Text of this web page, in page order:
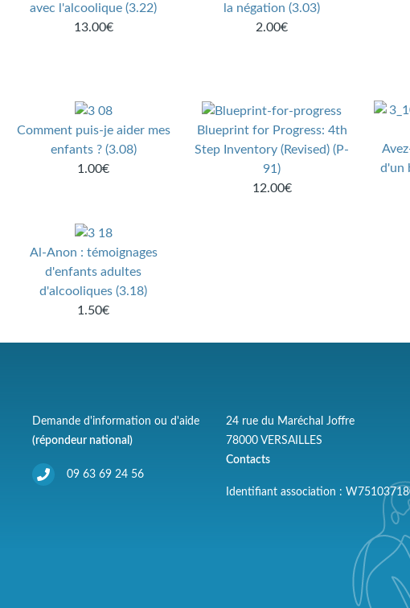
avec l'alcoolique (3.22)
13.00€
la négation (3.03)
2.00€
Comment puis-je aider mes
enfants ? (3.08)
1.00€
Blueprint for Progress: 4th
Step Inventory (Revised) (P-
91)
12.00€
d'un
Al-Anon : témoignages
d'enfants adultes
d'alcooliques (3.18)
1.50€
Demande d'information ou d'aide
(répondeur national)
09 63 69 24 56
24 rue du Maréchal Joffre
78000 VERSAILLES
Contacts
Identifiant association :